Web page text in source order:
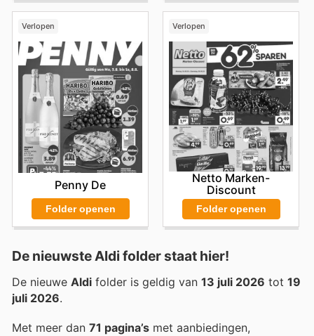
Verlopen
Penny De
Folder openen
Verlopen
Netto Marken-
Discount
Folder openen
De nieuwste Aldi folder staat hier!
De nieuwe Aldi folder is geldig van 13 juli 2026 tot 19
juli 2026.
Met meer dan 71 pagina’s met aanbiedingen,